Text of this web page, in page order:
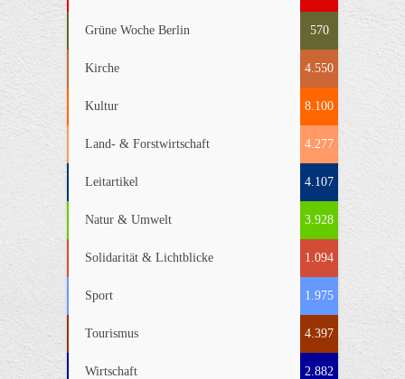
Grüne Woche Berlin 570
Kirche 4.550
Kultur 8.100
Land- & Forstwirtschaft 4.277
Leitartikel 4.107
Natur & Umwelt 3.928
Solidarität & Lichtblicke 1.094
Sport 1.975
Tourismus 4.397
Wirtschaft 2.882